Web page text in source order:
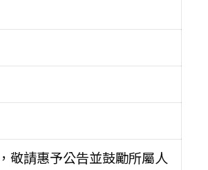
敬請惠予公告並鼓勵所屬人